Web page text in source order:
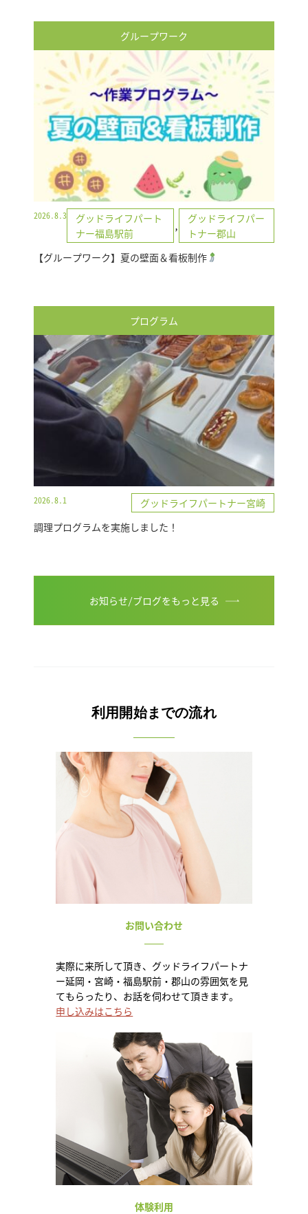
グループワーク
2026.8.3
グッドライフパート
ナー福島駅前
,
グッドライフパー
トナー郡山
【グループワーク】夏の壁面＆看板制作
プログラム
2026.8.1
グッドライフパートナー宮崎
調理プログラムを実施しました！
お知らせ/ブログをもっと見る
利用開始までの流れ
お問い合わせ
実際に来所して頂き、グッドライフパートナ
ー延岡・宮崎・福島駅前・郡山の雰囲気を見
てもらったり、お話を伺わせて頂きます。
申し込みはこちら
体験利用